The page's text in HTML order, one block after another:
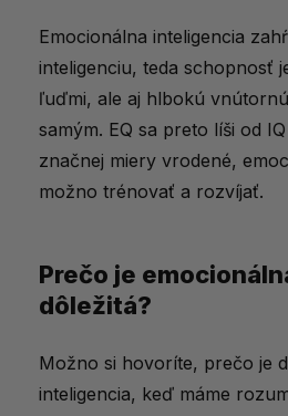
Kde sa o EQ dozvedieť
Emocionálna inteligencia
inteligenciu, teda schopnosť
ľuďmi, ale aj hlbokú
samým. EQ sa preto líši od
značnej miery vrodené,
možno trénovať a rozvíjať.
Prečo je
dôležitá?
Možno si hovoríte, prečo je
inteligencia, keď máme